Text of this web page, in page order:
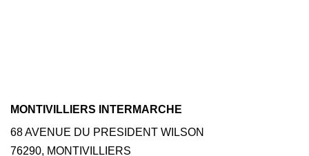
MONTIVILLIERS INTERMARCHE
68 AVENUE DU PRESIDENT WILSON
76290, MONTIVILLIERS